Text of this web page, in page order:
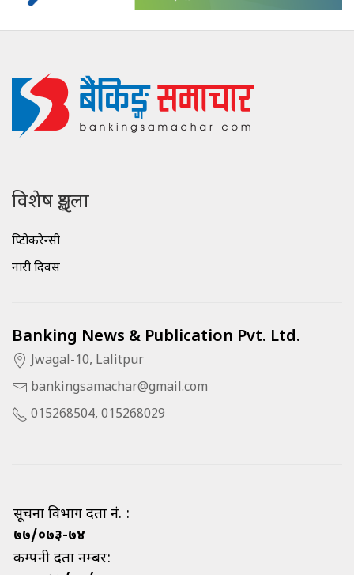
विशेष शृङ्खला
क्रिप्टोकरेन्सी
नारी दिवस
Banking News & Publication Pvt. Ltd.
Jwagal-10, Lalitpur
bankingsamachar@gmail.com
015268504, 015268029
सूचना विभाग दर्ता नं. :
७७/०७३-७४
कम्पनी दर्ता नम्बर: